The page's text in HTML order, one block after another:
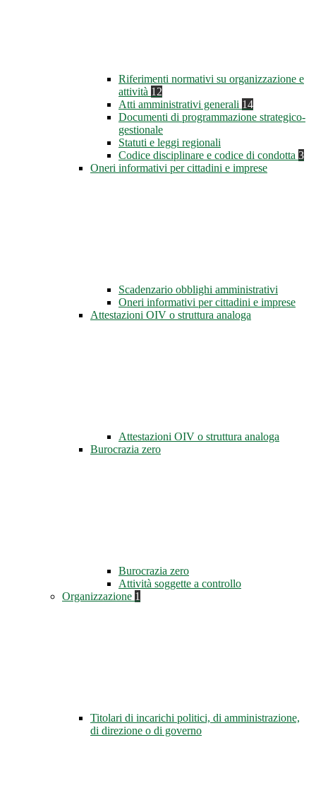
Riferimenti normativi su organizzazione e
attività 12
Atti amministrativi generali 14
Documenti di programmazione strategico-
gestionale
Statuti e leggi regionali
Codice disciplinare e codice di condotta 3
Oneri informativi per cittadini e imprese
Scadenzario obblighi amministrativi
Oneri informativi per cittadini e imprese
Attestazioni OIV o struttura analoga
Attestazioni OIV o struttura analoga
Burocrazia zero
Burocrazia zero
Attività soggette a controllo
Organizzazione 1
Titolari di incarichi politici, di amministrazione,
di direzione o di governo